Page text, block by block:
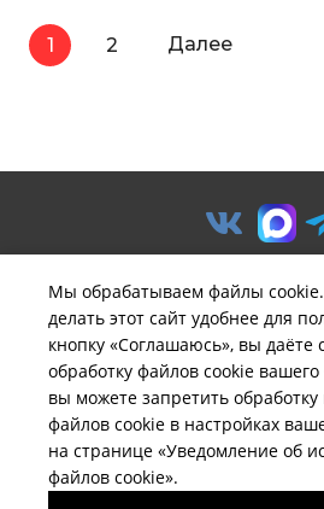
1 2 Далее
© ООО «Предприятие
Политика
персональных
Вся информация на сайте
исключительно информационный
быть определена как публичная
Мы обрабатываем файлы
делать этот сайт удобнее для
кнопку «Соглашаюсь», вы даёте
обработку файлов cookie
вы можете запретить
файлов cookie в настройках
на странице «Уведомление об
файлов cookie».